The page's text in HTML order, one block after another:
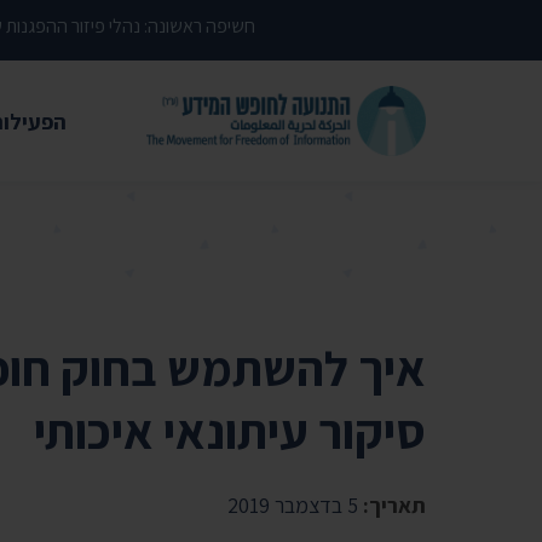
חשיפה ראשונה: נהלי פיזור
קשרי
חדשות
איך להשתמש בחוק
סיקור עיתונאי איכותי
תאריך: